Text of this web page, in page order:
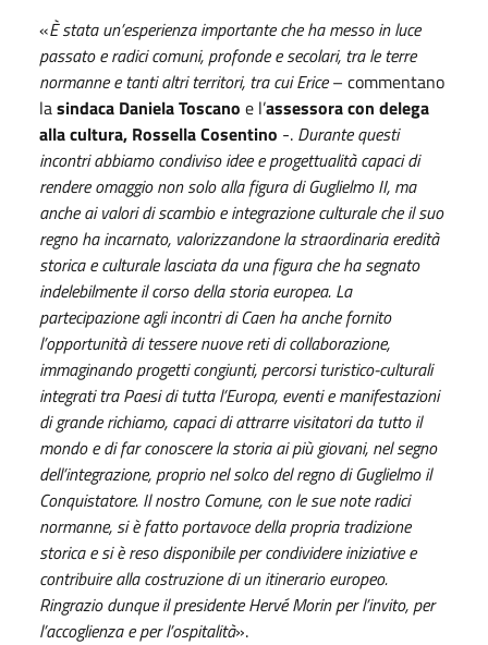
«È stata un’esperienza importante che ha messo in luce
passato e radici comuni, profonde e secolari, tra le terre
normanne e tanti altri territori, tra cui Erice– commentano
lasindaca Daniela Toscano e l’assessora con delega
alla cultura, Rossella Cosentino -. Durante questi
incontri abbiamo condiviso idee e progettualità capaci di
rendere omaggio non solo alla figura di Guglielmo II, ma
anche ai valori di scambio e integrazione culturale che il suo
regno ha incarnato, valorizzandone la straordinaria eredità
storica e culturale lasciata da una figura che ha segnato
indelebilmente il corso della storia europea. La
partecipazione agli incontri di Caen ha anche fornito
l’opportunità di tessere nuove reti di collaborazione,
immaginando progetti congiunti, percorsi turistico-culturali
integrati tra Paesi di tutta l’Europa, eventi e manifestazioni
di grande richiamo, capaci di attrarre visitatori da tutto il
mondo e di far conoscere la storia ai più giovani, nel segno
dell’integrazione, proprio nel solco del regno di Guglielmo il
Conquistatore. Il nostro Comune, con le sue note radici
normanne, si è fatto portavoce della propria tradizione
storica e si è reso disponibile per condividere iniziative e
contribuire alla costruzione di un itinerario europeo.
Ringrazio dunque il presidente Hervé Morin per l’invito, per
l’accoglienza e per l’ospitalità».